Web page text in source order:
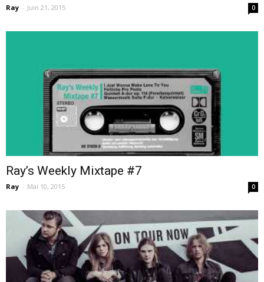
musique
cinéma
Ray - Juin 21, 2015 0
Ray’s Weekly Mixtape #7
Ray - Mai 10, 2015 0